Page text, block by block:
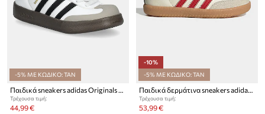
-5% ΜΕ ΚΩΔΙΚΟ: TAN
Παιδικά sneakers adidas Originals ADIFOM SAMBA 360
Τρέχουσα τιμή:
44,99 €
-10%
-5% ΜΕ ΚΩΔΙΚΟ: TAN
Παιδικά δερμάτινα sneakers adidas Originals SAMBA OG
Τρέχουσα τιμή:
53,99 €